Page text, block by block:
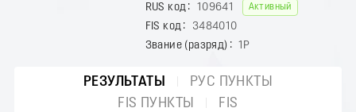
RUS код
109641 Активный
FIS код
3484010
Звание (разряд)
1Р
РЕЗУЛЬТАТЫ
РУС ПУНКТЫ
FIS ПУНКТЫ
FIS